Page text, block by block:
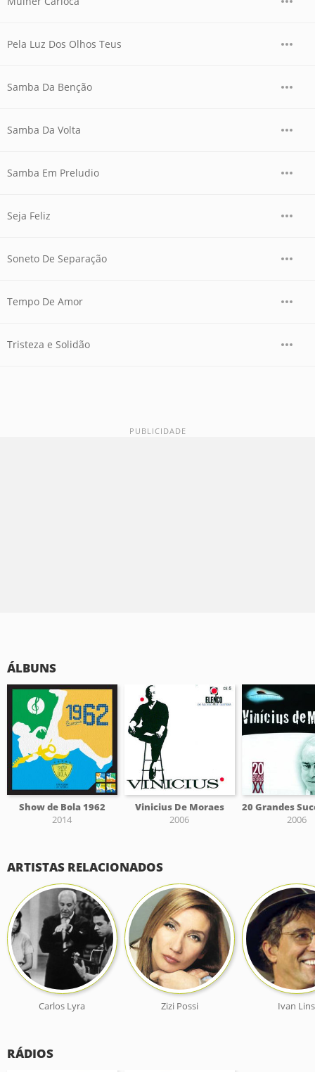
Pela Luz Dos Olhos Teus
Samba Da Benção
Samba Da Volta
Samba Em Preludio
Seja Feliz
Soneto De Separação
Tempo De Amor
Tristeza e Solidão
ÁLBUNS
Show de Bola 1962
2014
Vinicius De Moraes
2006
2006
ARTISTAS RELACIONADOS
Carlos Lyra Zizi Possi Ivan Lins
RÁDIOS